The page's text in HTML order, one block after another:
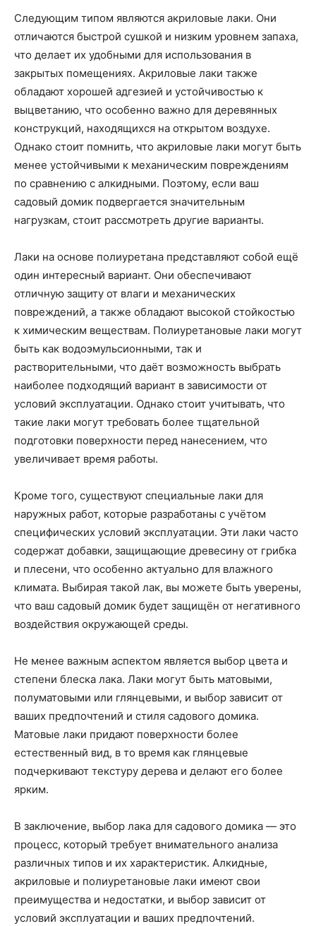
Следующим типом являются акриловые лаки. Они
отличаются быстрой сушкой и низким уровнем запаха,
что делает их удобными для использования в
закрытых помещениях. Акриловые лаки также
обладают хорошей адгезией и устойчивостью к
выцветанию, что особенно важно для деревянных
конструкций, находящихся на открытом воздухе.
Однако стоит помнить, что акриловые лаки могут быть
менее устойчивыми к механическим повреждениям
по сравнению с алкидными. Поэтому, если ваш
садовый домик подвергается значительным
нагрузкам, стоит рассмотреть другие варианты.
Лаки на основе полиуретана представляют собой ещё
один интересный вариант. Они обеспечивают
отличную защиту от влаги и механических
повреждений, а также обладают высокой стойкостью
к химическим веществам. Полиуретановые лаки могут
быть как водоэмульсионными, так и
растворительными, что даёт возможность выбрать
наиболее подходящий вариант в зависимости от
условий эксплуатации. Однако стоит учитывать, что
такие лаки могут требовать более тщательной
подготовки поверхности перед нанесением, что
увеличивает время работы.
Кроме того, существуют специальные лаки для
наружных работ, которые разработаны с учётом
специфических условий эксплуатации. Эти лаки часто
содержат добавки, защищающие древесину от грибка
и плесени, что особенно актуально для влажного
климата. Выбирая такой лак, вы можете быть уверены,
что ваш садовый домик будет защищён от негативного
воздействия окружающей среды.
Не менее важным аспектом является выбор цвета и
степени блеска лака. Лаки могут быть матовыми,
полуматовыми или глянцевыми, и выбор зависит от
ваших предпочтений и стиля садового домика.
Матовые лаки придают поверхности более
естественный вид, в то время как глянцевые
подчеркивают текстуру дерева и делают его более
ярким.
В заключение, выбор лака для садового домика — это
процесс, который требует внимательного анализа
различных типов и их характеристик. Алкидные,
акриловые и полиуретановые лаки имеют свои
преимущества и недостатки, и выбор зависит от
условий эксплуатации и ваших предпочтений.